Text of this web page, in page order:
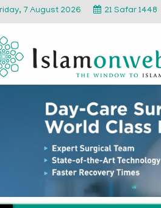
7 August 2026 21 Safar 1448